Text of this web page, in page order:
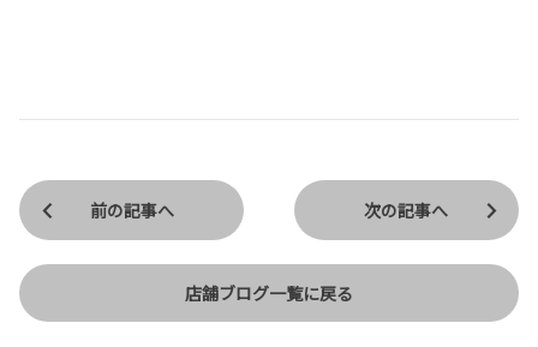
前の記事へ
店舗ブログ一覧に戻る
次の記事へ